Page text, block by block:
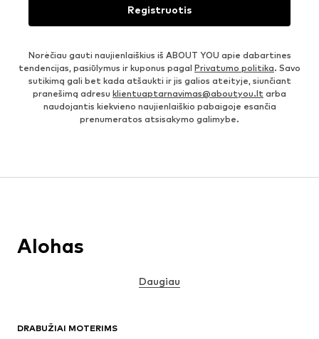
Registruotis
Norėčiau gauti naujienlaiškius iš ABOUT YOU apie dabartines
tendencijas, pasiūlymus ir kuponus pagal Privatumo politika. Savo
sutikimą gali bet kada atšaukti ir jis galios ateityje, siunčiant
pranešimą adresu klientuaptarnavimas@aboutyou.lt arba
naudojantis kiekvieno naujienlaiškio pabaigoje esančia
prenumeratos atsisakymo galimybe.
DRABUŽIAI MOTERIMS
Alohas
Daugiau